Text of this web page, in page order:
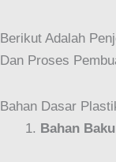
Berikut Adalah
Dan Proses
Bahan Dasar
Bahan